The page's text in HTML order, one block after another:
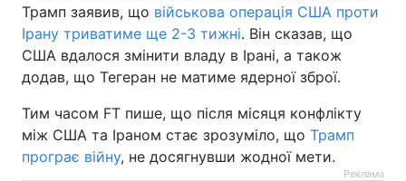
Трамп заявив, що військова операція США проти
Ірану триватиме ще 2-3 тижні. Він сказав, що
США вдалося змінити владу в Ірані, а також
додав, що Тегеран не матиме ядерної зброї.
Тим часом FT пише, що після місяця конфлікту
між США та Іраном стає зрозуміло, що Трамп
програє війну, не досягнувши жодної мети.
Реклама